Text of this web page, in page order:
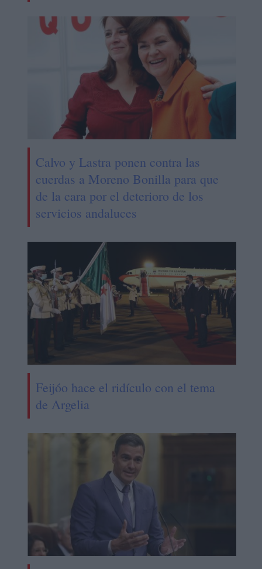
Calvo y Lastra ponen contra las
cuerdas a Moreno Bonilla para que
de la cara por el deterioro de los
servicios andaluces
Feijóo hace el ridículo con el tema
de Argelia